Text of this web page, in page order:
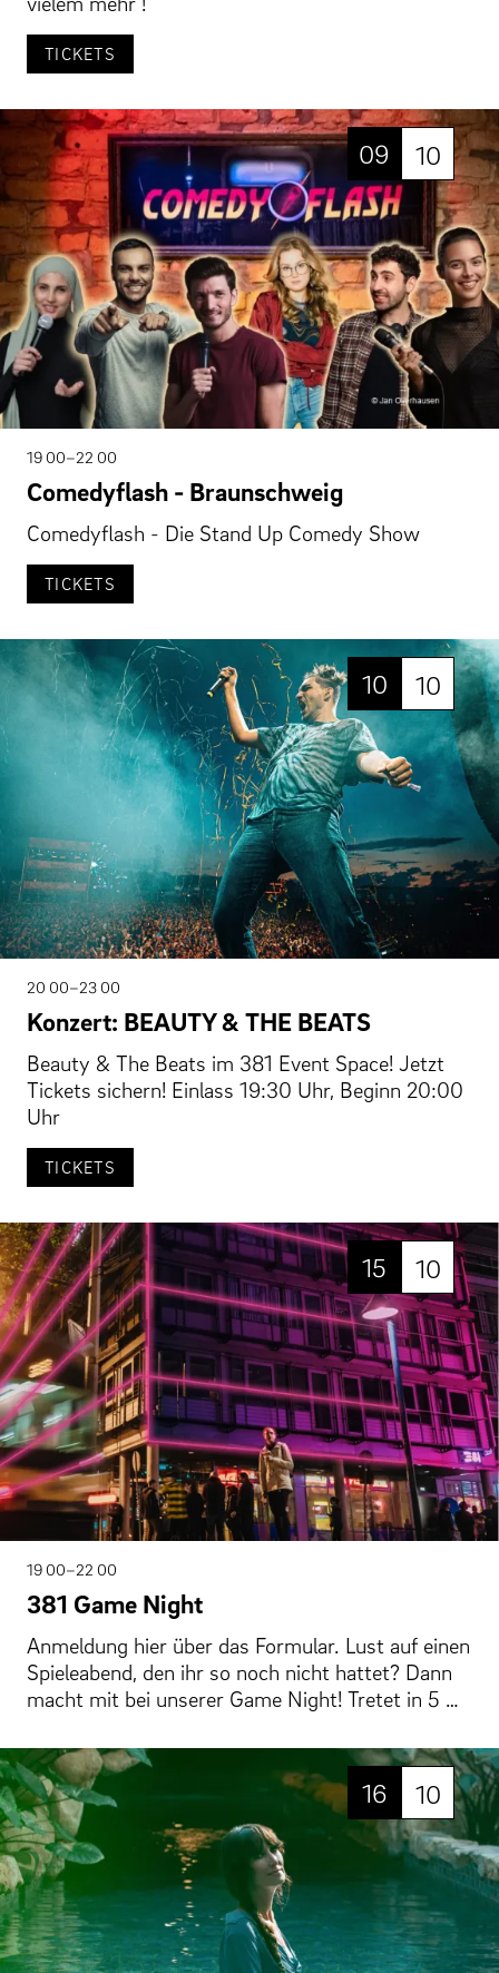
TICKETS
09 10
19 00–22 00
Comedyflash - Braunschweig
Comedyflash - Die Stand Up Comedy Show
TICKETS
10 10
20 00–23 00
Konzert: BEAUTY & THE BEATS
Beauty & The Beats im 381 Event Space! Jetzt
Tickets sichern! Einlass 19:30 Uhr, Beginn 20:00
Uhr
TICKETS
15 10
19 00–22 00
381 Game Night
Anmeldung hier über das Formular. Lust auf einen
Spieleabend, den ihr so noch nicht hattet? Dann
macht mit bei unserer Game Night! Tretet in 5 …
16 10